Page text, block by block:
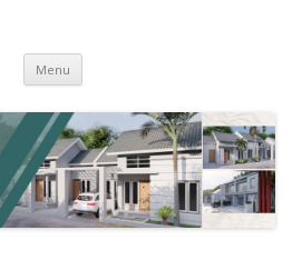
Menu Skip
content